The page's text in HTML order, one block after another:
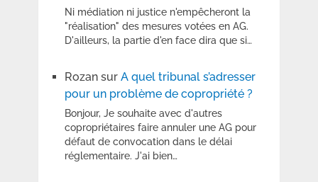
Ni médiation ni justice n'empêcheront la
"réalisation" des mesures votées en AG.
D'ailleurs, la partie d'en face dira que si…
Rozansur A quel tribunal s’adresser
pour un problème de copropriété ?
Bonjour, Je souhaite avec d'autres
copropriétaires faire annuler une AG pour
défaut de convocation dans le délai
réglementaire. J'ai bien…